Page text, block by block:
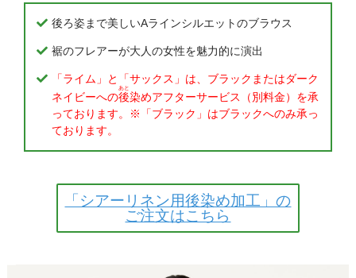
後ろ姿まで美しいAラインシルエットのブラウス
裾のフレアーが大人の女性を魅力的に演出
「ライム」と「サックス」は、ブラックまたはダーク
ネイビーへの後
あと
染めアフターサービス（別料金）を承
っております。※「ブラック」はブラックへのみ承っ
ております。
「シアーリネン用後染め加工」の
ご注文はこちら